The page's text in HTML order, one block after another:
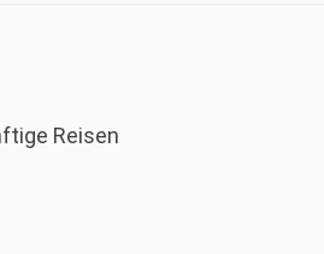
Reisen